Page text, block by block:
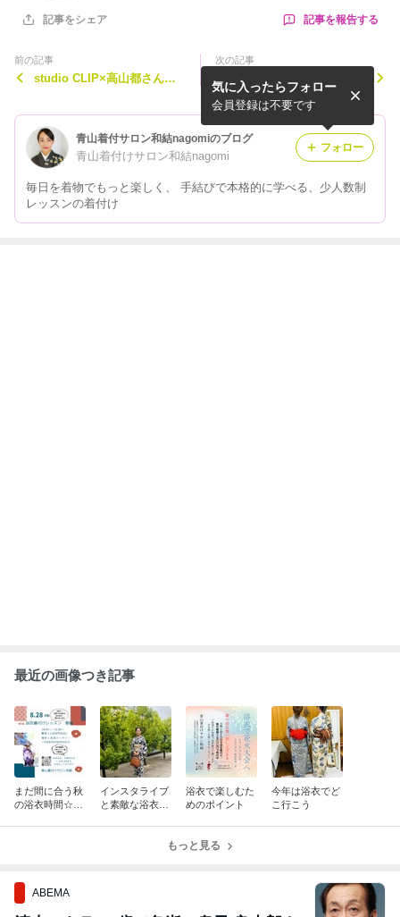
記事をシェア 記事を報告する
前の記事
studio CLIP×高山都さん浴
次の記事
大切な1日☆ブライダル着付
け
青山着付サロン和結nagomiのブログ
青山着付けサロン和結nagomi
毎日を着物でもっと楽しく、 手結びで本格的に学べる、少人数制
レッスンの着付け
気に入ったらフォロー
会員登録は不要です
フォロー